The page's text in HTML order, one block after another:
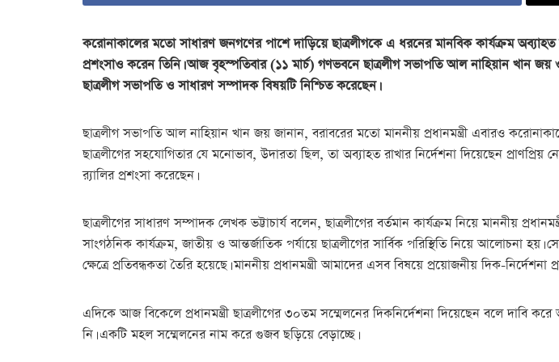
করোনাকালের মতো সাধারণ জনগণের পাশে দাড়িয়ে ছাত্রলীগকে এ ধরনের মানবিক কার্যক্রম অব্যাহত
প্রশংসাও করেন তিনি। আজ বৃহস্পতিবার (১১ মার্চ) গণভবনে ছাত্রলীগ সভাপতি আল নাহিয়ান খান জয়
ছাত্রলীগ সভাপতি ও সাধারণ সম্পাদক বিষয়টি নিশ্চিত করেছেন।
ছাত্রলীগ সভাপতি আল নাহিয়ান খান জয় জানান, বরাবরের মতো মাননীয় প্রধানমন্ত্রী এবারও
ছাত্রলীগের সহযোগিতার যে মনোভাব, উদারতা ছিল, তা অব্যাহত রাখার নির্দেশনা দিয়েছেন প্রাণপ্রিয়
র‌্যালির প্রশংসা করেছেন।
ছাত্রলীগের সাধারণ সম্পাদক লেখক ভট্টাচার্য বলেন, ছাত্রলীগের বর্তমান কার্যক্রম নিয়ে মাননীয়
সাংগঠনিক কার্যক্রম, জাতীয় ও আন্তর্জাতিক পর্যায়ে ছাত্রলীগের সার্বিক পরিস্থিতি নিয়ে আলোচনা
ক্ষেত্রে প্রতিবন্ধকতা তৈরি হয়েছে। মাননীয় প্রধানমন্ত্রী আমাদের এসব বিষয়ে প্রয়োজনীয় দিক-নির্দেশনা
এদিকে আজ বিকেলে প্রধানমন্ত্রী ছাত্রলীগের ৩০তম সম্মেলনের দিকনির্দেশনা দিয়েছেন বলে দাবি
নি। একটি মহল সম্মেলনের নাম করে গুজব ছড়িয়ে বেড়াচ্ছে।